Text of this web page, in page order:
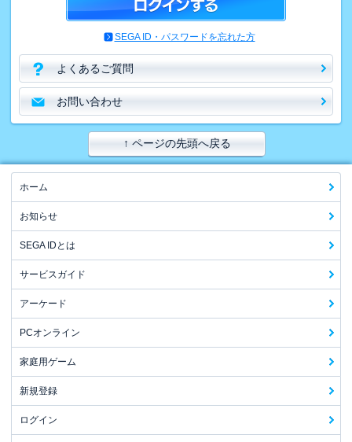
SEGA ID・パスワードを忘れた方
よくあるご質問
お問い合わせ
↑ ページの先頭へ戻る
ホーム
お知らせ
SEGA IDとは
サービスガイド
アーケード
PCオンライン
家庭用ゲーム
新規登録
ログイン